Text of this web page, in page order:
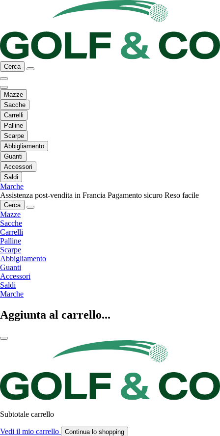
Cerca
Mazze
Sacche
Carrelli
Palline
Scarpe
Abbigliamento
Guanti
Accessori
Saldi
Marche
Assistenza post-vendita in Francia Pagamento sicuro Reso facile
Cerca
Mazze
Sacche
Carrelli
Palline
Scarpe
Abbigliamento
Guanti
Accessori
Saldi
Marche
Aggiunta al carrello...
Subtotale carrello
Vedi il mio carrello Continua lo shopping